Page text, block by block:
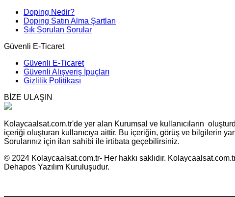
Doping Nedir?
Doping Satın Alma Şartları
Sık Sorulan Sorular
Güvenli E-Ticaret
Güvenli E-Ticaret
Güvenli Alışveriş İpuçları
Gizlilik Politikası
BİZE ULAŞIN
Kolaycaalsat.com.tr'de yer alan Kurumsal ve kullanıcıların
içeriği oluşturan kullanıcıya aittir. Bu içeriğin, görüş ve bilgilerin
Sorularınız için ilan sahibi ile irtibata geçebilirsiniz.
© 2024 Kolaycaalsat.com.tr- Her hakkı saklıdır.
Dehapos Yazılım Kuruluşudur.